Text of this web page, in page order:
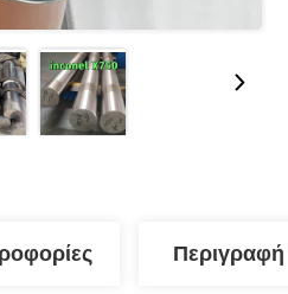
Περιγραφή